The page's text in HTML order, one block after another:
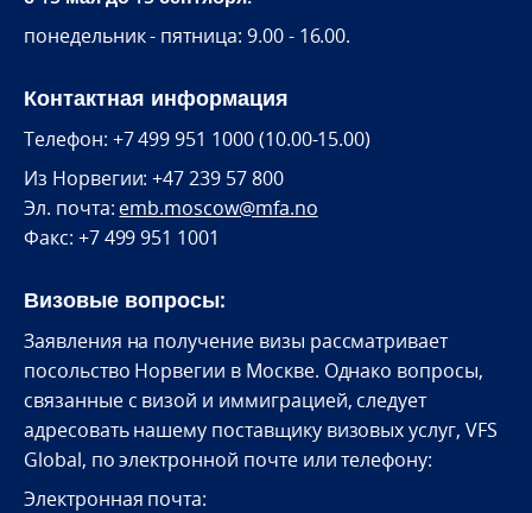
понедельник - пятница: 9.00 - 16.00.
Контактная информация
Телефон: +7 499 951 1000 (10.00-15.00)
Из Норвегии: +47 239 57 800
Эл. почта: emb.moscow@mfa.no
Факс: +7 499 951 1001
Визовые вопросы:
Заявления на получение визы рассматривает
посольство Норвегии в Москве. Однако вопросы,
связанные с визой и иммиграцией, следует
адресовать нашему поставщику визовых услуг, VFS
Global, по электронной почте или телефону:
Электронная почта: